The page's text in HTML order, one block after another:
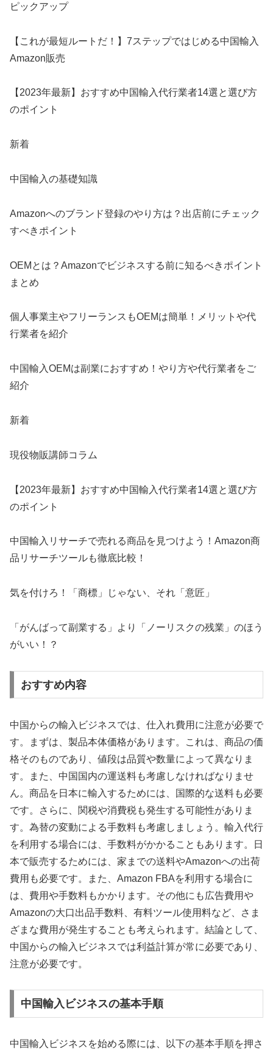
ピックアップ
【これが最短ルートだ！】7ステップではじめる中国輸入
Amazon販売
【2023年最新】おすすめ中国輸入代行業者14選と選び方
のポイント
新着
中国輸⼊の基礎知識
Amazonへのブランド登録のやり方は？出店前にチェック
すべきポイント
OEMとは？Amazonでビジネスする前に知るべきポイント
まとめ
個人事業主やフリーランスもOEMは簡単！メリットや代
行業者を紹介
中国輸入OEMは副業におすすめ！やり方や代行業者をご
紹介
新着
現役物販講師コラム
【2023年最新】おすすめ中国輸入代行業者14選と選び方
のポイント
中国輸入リサーチで売れる商品を見つけよう！Amazon商
品リサーチツールも徹底比較！
気を付けろ！「商標」じゃない、それ「意匠」
「がんばって副業する」より「ノーリスクの残業」のほう
がいい！？
おすすめ内容
中国からの輸入ビジネスでは、仕入れ費用に注意が必要で
す。まずは、製品本体価格があります。これは、商品の価
格そのものであり、値段は品質や数量によって異なりま
す。また、中国国内の運送料も考慮しなければなりませ
ん。商品を日本に輸入するためには、国際的な送料も必要
です。さらに、関税や消費税も発生する可能性がありま
す。為替の変動による手数料も考慮しましょう。輸入代行
を利用する場合には、手数料がかかることもあります。日
本で販売するためには、家までの送料やAmazonへの出荷
費用も必要です。また、Amazon FBAを利用する場合に
は、費用や手数料もかかります。その他にも広告費用や
Amazonの大口出品手数料、有料ツール使用料など、さま
ざまな費用が発生することも考えられます。結論として、
中国からの輸入ビジネスでは利益計算が常に必要であり、
注意が必要です。
中国輸入ビジネスの基本手順
中国輸入ビジネスを始める際には、以下の基本手順を押さ